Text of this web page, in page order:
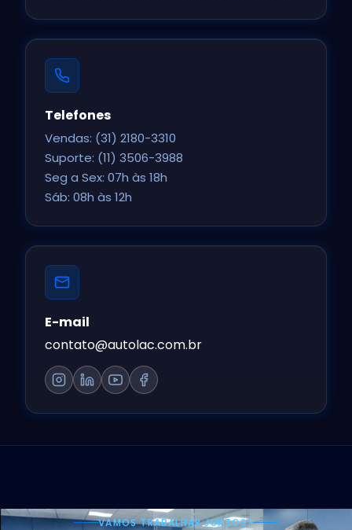
Telefones
Vendas: (31) 2180-3310
Suporte: (11) 3506-3988
Seg a Sex: 07h às 18h
Sáb: 08h às 12h
E-mail
contato@autolac.com.br
VAMOS TRABALHAR JUNTOS?